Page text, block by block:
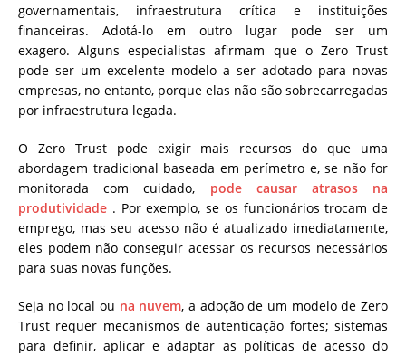
governamentais, infraestrutura crítica e instituições
financeiras. Adotá-lo em outro lugar pode ser um
exagero. Alguns especialistas afirmam que o Zero Trust
pode ser um excelente modelo a ser adotado para novas
empresas, no entanto, porque elas não são sobrecarregadas
por infraestrutura legada.
O Zero Trust pode exigir mais recursos do que uma
abordagem tradicional baseada em perímetro e, se não for
monitorada com cuidado, pode causar atrasos na
produtividade . Por exemplo, se os funcionários trocam de
emprego, mas seu acesso não é atualizado imediatamente,
eles podem não conseguir acessar os recursos necessários
para suas novas funções.
Seja no local ou na nuvem, a adoção de um modelo de Zero
Trust requer mecanismos de autenticação fortes; sistemas
para definir, aplicar e adaptar as políticas de acesso do